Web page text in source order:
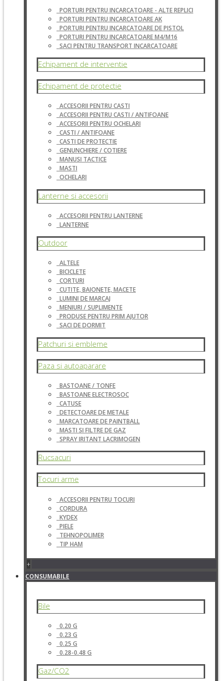
PORTURI PENTRU INCARCATOARE - ALTE REPLICI
PORTURI PENTRU INCARCATOARE AK
PORTURI PENTRU INCARCATOARE DE PISTOL
PORTURI PENTRU INCARCATOARE M4/M16
SACI PENTRU TRANSPORT INCARCATOARE
Echipament de interventie
Echipament de protectie
ACCESORII PENTRU CASTI
ACCESORII PENTRU CASTI / ANTIFOANE
ACCESORII PENTRU OCHELARI
CASTI / ANTIFOANE
CASTI DE PROTECTIE
GENUNCHIERE / COTIERE
MANUSI TACTICE
MASTI
OCHELARI
Lanterne si accesorii
ACCESORII PENTRU LANTERNE
LANTERNE
Outdoor
ALTELE
BICICLETE
CORTURI
CUTITE, BAIONETE, MACETE
LUMINI DE MARCAJ
MENIURI / SUPLIMENTE
PRODUSE PENTRU PRIM AJUTOR
SACI DE DORMIT
Patchuri si embleme
Paza si autoaparare
BASTOANE / TONFE
BASTOANE ELECTROSOC
CATUSE
DETECTOARE DE METALE
MARCATOARE DE PAINTBALL
MASTI SI FILTRE DE GAZ
SPRAY IRITANT LACRIMOGEN
Rucsacuri
Tocuri arme
ACCESORII PENTRU TOCURI
CORDURA
KYDEX
PIELE
TEHNOPOLIMER
TIP HAM
+
CONSUMABILE
Bile
0.20 G
0.23 G
0.25 G
0.28-0.48 G
Gaz/CO2